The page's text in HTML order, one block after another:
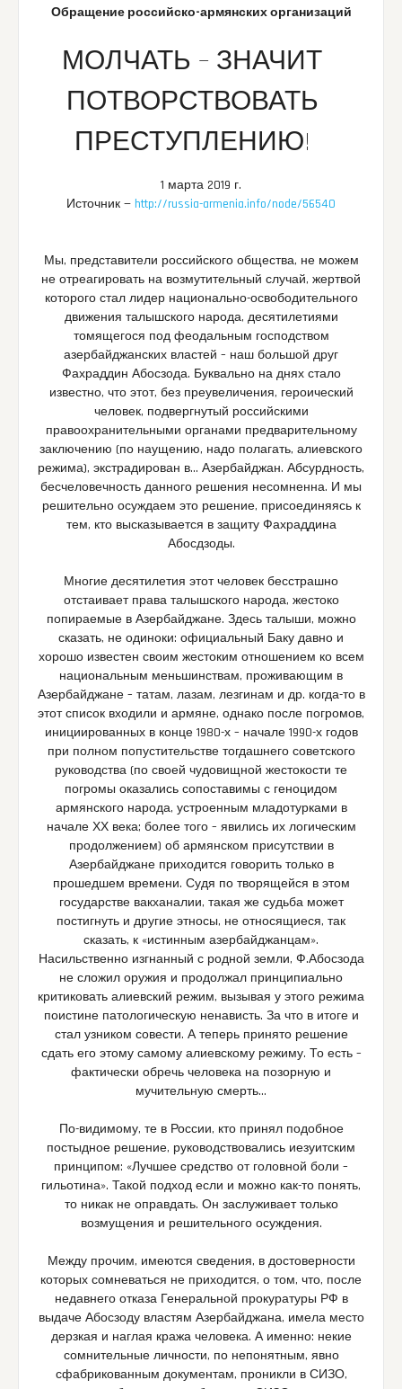
Обращение российско-армянских организаций
МОЛЧАТЬ – ЗНАЧИТ
ПОТВОРСТВОВАТЬ
ПРЕСТУПЛЕНИЮ!
1 марта 2019 г.
Источник — http://russia-armenia.info/node/56540
Мы, представители российского общества, не можем
не отреагировать на возмутительный случай, жертвой
которого стал лидер национально-освободительного
движения талышского народа, десятилетиями
томящегося под феодальным господством
азербайджанских властей – наш большой друг
Фахраддин Абосзода. Буквально на днях стало
известно, что этот, без преувеличения, героический
человек, подвергнутый российскими
правоохранительными органами предварительному
заключению (по наущению, надо полагать, алиевского
режима), экстрадирован в… Азербайджан. Абсурдность,
бесчеловечность данного решения несомненна. И мы
решительно осуждаем это решение, присоединяясь к
тем, кто высказывается в защиту Фахраддина
Абосдзоды.
Многие десятилетия этот человек бесстрашно
отстаивает права талышского народа, жестоко
попираемые в Азербайджане. Здесь талыши, можно
сказать, не одиноки: официальный Баку давно и
хорошо известен своим жестоким отношением ко всем
национальным меньшинствам, проживающим в
Азербайджане – татам, лазам, лезгинам и др. когда-то в
этот список входили и армяне, однако после погромов,
инициированных в конце 1980-х – начале 1990-х годов
при полном попустительстве тогдашнего советского
руководства (по своей чудовищной жестокости те
погромы оказались сопоставимы с геноцидом
армянского народа, устроенным младотурками в
начале ХХ века; более того – явились их логическим
продолжением) об армянском присутствии в
Азербайджане приходится говорить только в
прошедшем времени. Судя по творящейся в этом
государстве вакханалии, такая же судьба может
постигнуть и другие этносы, не относящиеся, так
сказать, к «истинным азербайджанцам».
Насильственно изгнанный с родной земли, Ф.Абосзода
не сложил оружия и продолжал принципиально
критиковать алиевский режим, вызывая у этого режима
поистине патологическую ненависть. За что в итоге и
стал узником совести. А теперь принято решение
сдать его этому самому алиевскому режиму. То есть –
фактически обречь человека на позорную и
мучительную смерть…
По-видимому, те в России, кто принял подобное
постыдное решение, руководствовались иезуитским
принципом: «Лучшее средство от головной боли –
гильотина». Такой подход если и можно как-то понять,
то никак не оправдать. Он заслуживает только
возмущения и решительного осуждения.
Между прочим, имеются сведения, в достоверности
которых сомневаться не приходится, о том, что, после
недавнего отказа Генеральной прокуратуры РФ в
выдаче Абосзоду властям Азербайджана, имела место
дерзкая и наглая кража человека. А именно: некие
сомнительные личности, по непонятным, явно
сфабрикованным документам, проникли в СИЗО,